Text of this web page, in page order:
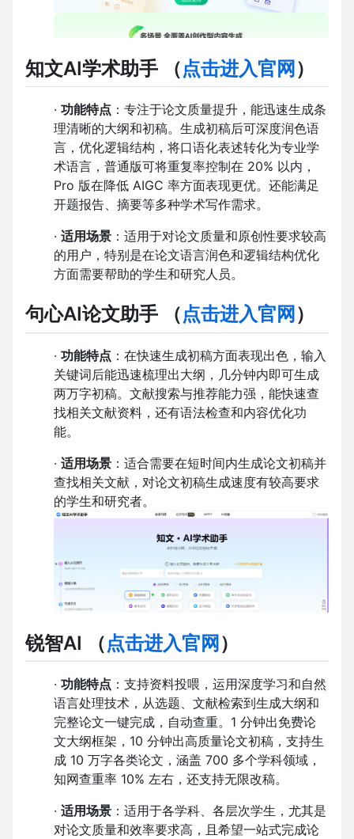
知文AI学术助手 （点击进入官网 ）
· 功能特点 ：专注于论文质量提升，能迅速生成条
理清晰的大纲和初稿。生成初稿后可深度润色语
言，优化逻辑结构，将口语化表述转化为专业学
术语言，普通版可将重复率控制在 20% 以内，
Pro 版在降低 AIGC 率方面表现更优。还能满足
开题报告、摘要等多种学术写作需求。
· 适用场景 ：适用于对论文质量和原创性要求较高
的用户，特别是在论文语言润色和逻辑结构优化
方面需要帮助的学生和研究人员。
句心AI论文助手 （点击进入官网 ）
· 功能特点 ：在快速生成初稿方面表现出色，输入
关键词后能迅速梳理出大纲，几分钟内即可生成
两万字初稿。文献搜索与推荐能力强，能快速查
找相关文献资料，还有语法检查和内容优化功
能。
· 适用场景 ：适合需要在短时间内生成论文初稿并
查找相关文献，对论文初稿生成速度有较高要求
的学生和研究者。
锐智AI （点击进入官网 ）
· 功能特点 ：支持资料投喂，运用深度学习和自然
语言处理技术，从选题、文献检索到生成大纲和
完整论文一键完成，自动查重。1 分钟出免费论
文大纲框架，10 分钟出高质量论文初稿，支持生
成 10 万字各类论文，涵盖 700 多个学科领域，
知网查重率 10% 左右，还支持无限改稿。
· 适用场景 ：适用于各学科、各层次学生，尤其是
对论文质量和效率要求高，且希望一站式完成论